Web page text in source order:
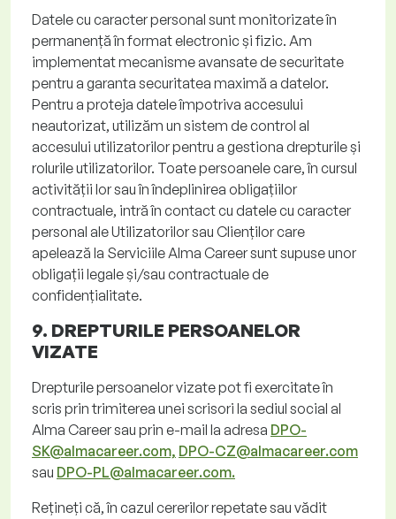
Datele cu caracter personal sunt monitorizate în
permanență în format electronic și fizic. Am
implementat mecanisme avansate de securitate
pentru a garanta securitatea maximă a datelor.
Pentru a proteja datele împotriva accesului
neautorizat, utilizăm un sistem de control al
accesului utilizatorilor pentru a gestiona drepturile și
rolurile utilizatorilor. Toate persoanele care, în cursul
activității lor sau în îndeplinirea obligațiilor
contractuale, intră în contact cu datele cu caracter
personal ale Utilizatorilor sau Clienților care
apelează la Serviciile Alma Careersunt supuse unor
obligații legale și/sau contractuale de
confidențialitate.
9. DREPTURILE PERSOANELOR
VIZATE
Drepturile persoanelor vizate pot fi exercitate în
scris prin trimiterea unei scrisori la sediul social al
Alma Careersau prin e-mail la adresa DPO-
SK@almacareer.com, DPO-CZ@almacareer.com
sau DPO-PL@almacareer.com.
Rețineți că, în cazul cererilor repetate sau vădit